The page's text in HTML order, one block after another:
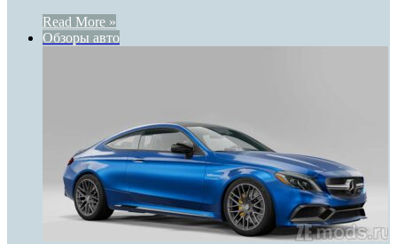
Read More »
Обзоры авто